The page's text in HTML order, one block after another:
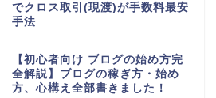
でクロス取引(現渡)が手数料最安
手法
【初心者向け ブログの始め方完
全解説】ブログの稼ぎ方・始め
方、心構え全部書きました！